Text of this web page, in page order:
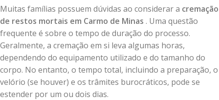
Muitas famílias possuem dúvidas ao considerar a cremação
de restos mortais em Carmo de Minas . Uma questão
frequente é sobre o tempo de duração do processo.
Geralmente, a cremação em si leva algumas horas,
dependendo do equipamento utilizado e do tamanho do
corpo. No entanto, o tempo total, incluindo a preparação, o
velório (se houver) e os trâmites burocráticos, pode se
estender por um ou dois dias.